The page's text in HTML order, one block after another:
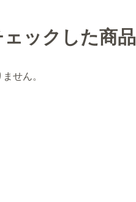
ックした商品
せん。